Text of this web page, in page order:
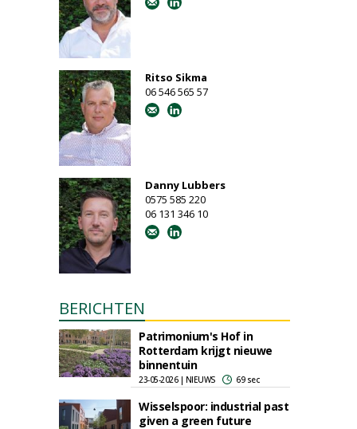
Ritso Sikma
06 546 565 57
Danny Lubbers
0575 585 220
06 131 346 10
BERICHTEN
Patrimonium's Hof in
Rotterdam krijgt nieuwe
binnentuin
23-05-2026 | NIEUWS 69 sec
Wisselspoor: industrial past
given a green future